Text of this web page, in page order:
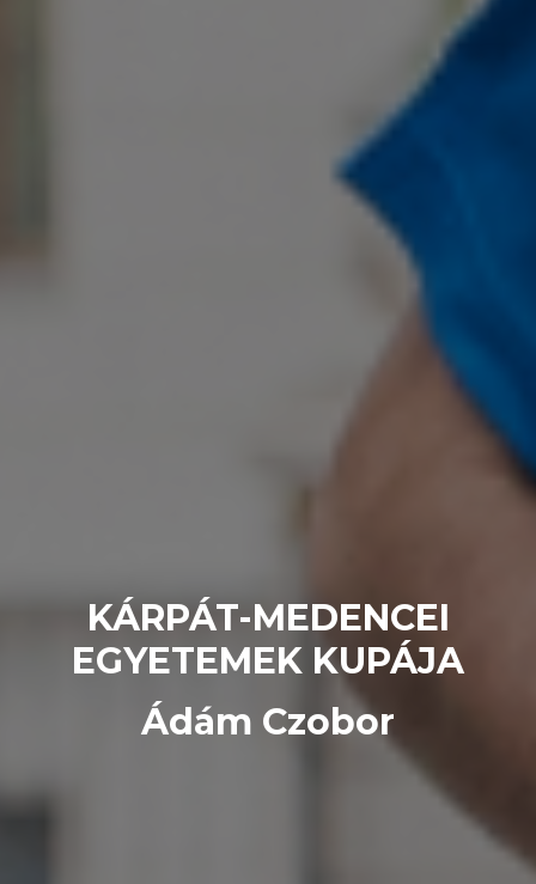
KÁRPÁT-MEDENCEI
EGYETEMEK KUPÁJA
Ádám Czobor